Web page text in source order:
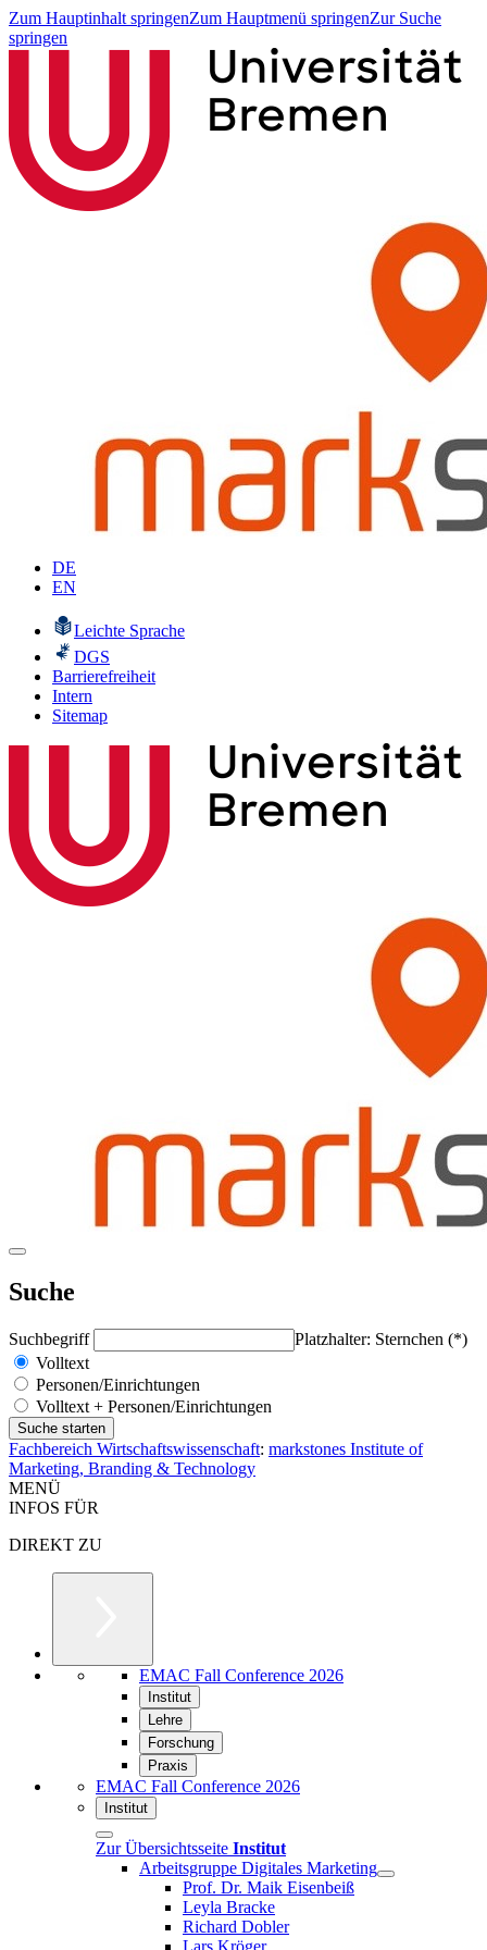
Zum Hauptinhalt springenZum Hauptmenü springenZur Suche
springen
DE
EN
Leichte Sprache
DGS
Barrierefreiheit
Intern
Sitemap
Suche
Suchbegriff
Platzhalter: Sternchen (*)
Volltext
Personen/Einrichtungen
Volltext + Personen/Einrichtungen
Fachbereich Wirtschaftswissenschaft: markstones Institute of
Marketing, Branding & Technology
MENÜ
INFOS FÜR
DIREKT ZU
EMAC Fall Conference 2026
Institut
Lehre
Forschung
Praxis
EMAC Fall Conference 2026
Institut
Zur Übersichtsseite Institut
Arbeitsgruppe Digitales Marketing
Prof. Dr. Maik Eisenbeiß
Leyla Bracke
Richard Dobler
Lars Kröger